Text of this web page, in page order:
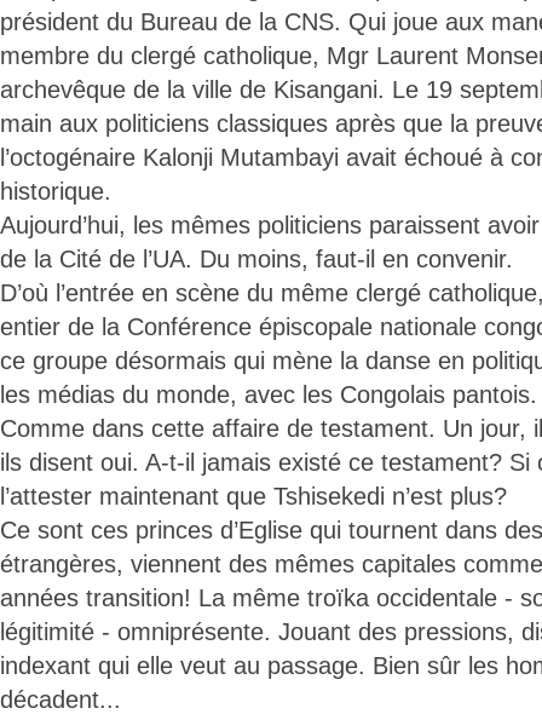
président du Bureau de la CNS. Qui joue aux
membre du clergé catholique, Mgr Laurent
archevêque de la ville de Kisangani. Le 19
main aux politiciens classiques après que la
l’octogénaire Kalonji Mutambayi avait échoué à
historique.
Aujourd’hui, les mêmes politiciens paraissent
de la Cité de l’UA. Du moins, faut-il en convenir.
D’où l’entrée en scène du même clergé
entier de la Conférence épiscopale nationale
ce groupe désormais qui mène la danse en
les médias du monde, avec les Congolais pantois.
Comme dans cette affaire de testament. Un jour,
ils disent oui. A-t-il jamais existé ce testament? Si
l’attester maintenant que Tshisekedi n’est plus?
Ce sont ces princes d’Eglise qui tournent dans
étrangères, viennent des mêmes capitales
années transition! La même troïka occidentale -
légitimité - omniprésente. Jouant des pressions,
indexant qui elle veut au passage. Bien sûr les
décadent...